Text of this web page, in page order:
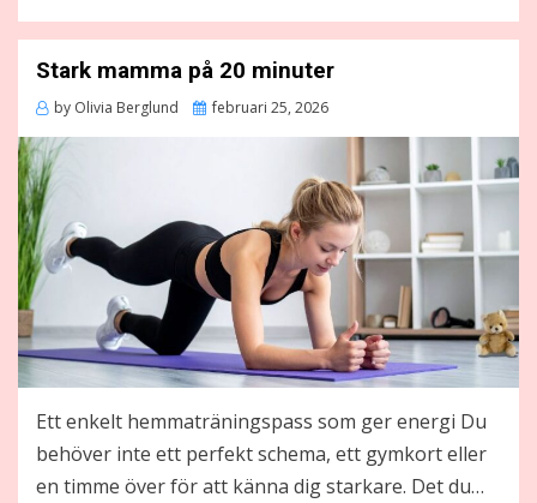
Stark mamma på 20 minuter
by Olivia Berglund
Posted
februari 25, 2026
Ett enkelt hemmaträningspass som ger energi Du
behöver inte ett perfekt schema, ett gymkort eller
en timme över för att känna dig starkare. Det du…